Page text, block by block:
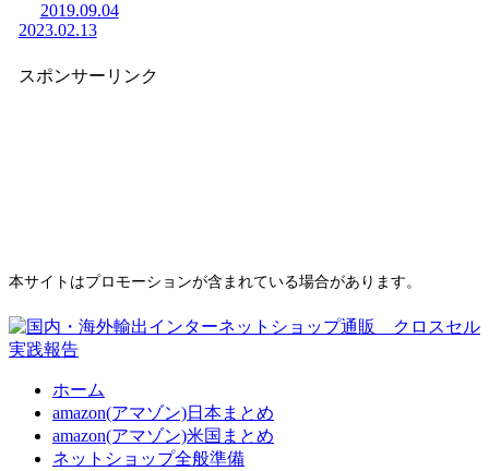
2019.09.04
2023.02.13
スポンサーリンク
本サイトはプロモーションが含まれている場合があります。
ホーム
amazon(アマゾン)日本まとめ
amazon(アマゾン)米国まとめ
ネットショップ全般準備